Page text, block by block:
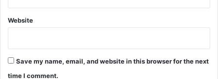
Website
Save my name, email, and website in this browser for the next
time I comment.